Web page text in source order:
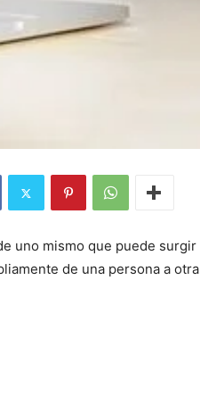
uno mismo que puede
de una persona a